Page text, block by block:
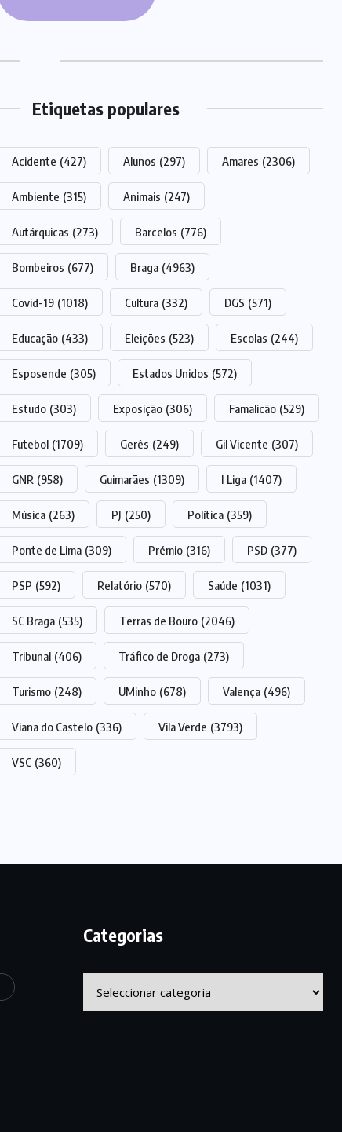
Etiquetas populares
Acidente (427) Alunos (297) Amares (2306)
Ambiente (315) Animais (247)
Autárquicas (273) Barcelos (776)
Bombeiros (677) Braga (4963)
Covid-19 (1018) Cultura (332) DGS (571)
Educação (433) Eleições (523) Escolas (244)
Esposende (305) Estados Unidos (572)
Estudo (303) Exposição (306) Famalicão (529)
Futebol (1709) Gerês (249) Gil Vicente (307)
GNR (958) Guimarães (1309) I Liga (1407)
Música (263) PJ (250) Política (359)
Ponte de Lima (309) Prémio (316) PSD (377)
PSP (592) Relatório (570) Saúde (1031)
SC Braga (535) Terras de Bouro (2046)
Tribunal (406) Tráfico de Droga (273)
Turismo (248) UMinho (678) Valença (496)
Viana do Castelo (336) Vila Verde (3793)
VSC (360)
Categorias